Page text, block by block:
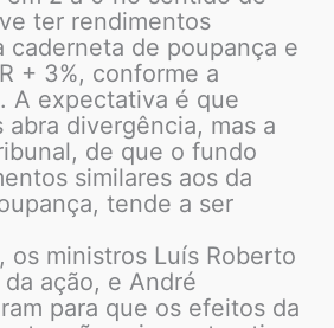
ter rendimentos
caderneta de poupança e
+ 3%, conforme a
A expectativa é que
abra divergência, mas a
de que o fundo
similares aos da
tende a ser
os ministros Luís Roberto
ação, e André
para que os efeitos da